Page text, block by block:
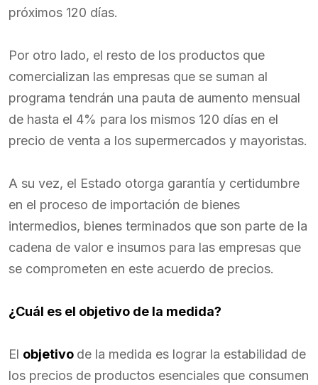
próximos 120 días.
Por otro lado, el resto de los productos que
comercializan las empresas que se suman al
programa tendrán una pauta de aumento mensual
de hasta el 4% para los mismos 120 días en el
precio de venta a los supermercados y mayoristas.
A su vez, el Estado otorga garantía y certidumbre
en el proceso de importación de bienes
intermedios, bienes terminados que son parte de la
cadena de valor e insumos para las empresas que
se comprometen en este acuerdo de precios.
¿Cuál es el objetivo de la medida?
El objetivo de la medida es lograr la estabilidad de
los precios de productos esenciales que consumen